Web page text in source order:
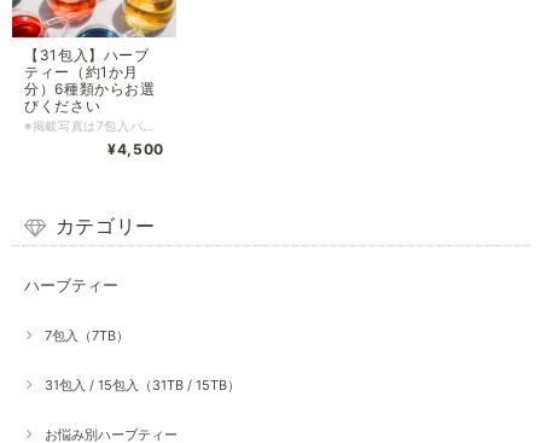
【31包入】ハーブ
ティー（約1か月
分）6種類からお選
びください
¥4,500
カテゴリー
ハーブティー
7包入（7TB）
31包入 / 15包入（31TB / 15TB）
お悩み別ハーブティー